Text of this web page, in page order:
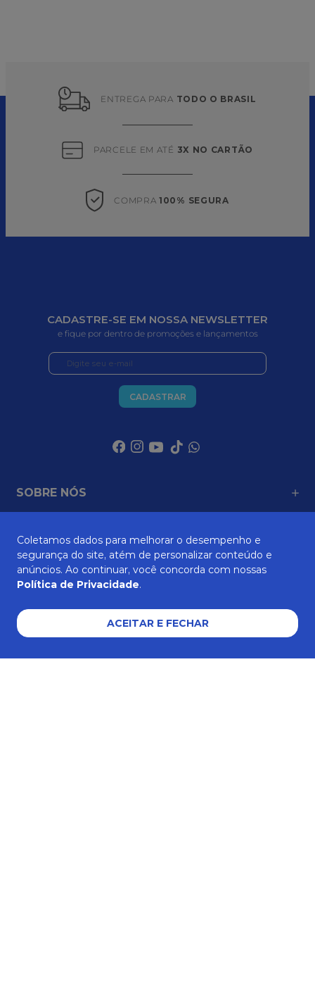
ENTREGA PARA TODO O BRASIL
PARCELE EM ATÉ 3X NO CARTÃO
COMPRA 100% SEGURA
CADASTRE-SE EM NOSSA NEWSLETTER
e fique por dentro de promoções e lançamentos
CADASTRAR
SOBRE NÓS
ATENDIMENTO
Coletamos dados para melhorar o desempenho e
segurança do site, atém de personalizar conteúdo e
anúncios. Ao continuar, você concorda com nossas
Política de Privacidade.
ACEITAR E FECHAR